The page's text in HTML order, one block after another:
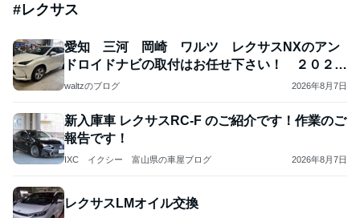
#レクサス
愛知 三河 岡崎 ワルツ レクサスNXのアン
ドロイドナビの取付はお任せ下さい！ ２０２５
１０２５
waltzのブログ 2026年8月7日
新入庫車 レクサスRC-F のご紹介です！作業のご
報告です！
IXC イクシー 富山県の車屋ブログ 2026年8月7日
レクサスLMオイル交換